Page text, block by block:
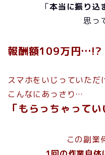
「本当に振り込
思っ
報酬額109万円…!?
スマホをいじっていただ
こんなにあっさり…
「もらっちゃってい
この副業